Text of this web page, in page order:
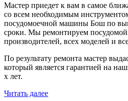
Мастер приедет к вам в самое
со всем необходимым
посудомоечной машины Бош по
сроки. Мы ремонтируем
производителей, всех моделей и
По результату ремонта мастер
который является гарантией на
х лет.
Читать далее